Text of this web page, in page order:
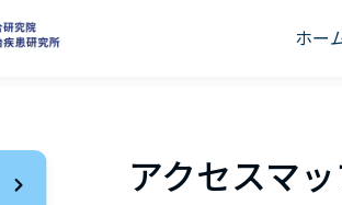
ホー
アクセスマ